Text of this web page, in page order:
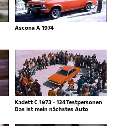
Ascona A 1974
Kadett C 1973 - 124Testpersonen
Das ist mein nächstes Auto